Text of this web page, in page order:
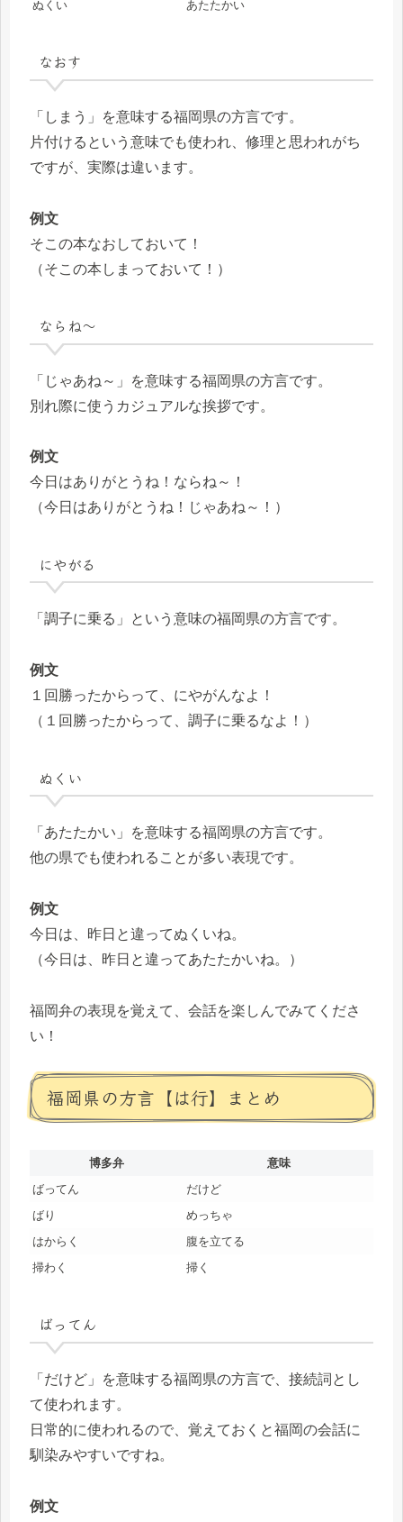
ぬくい あたたかい
なおす
「しまう」を意味する福岡県の方言です。
片付けるという意味でも使われ、修理と思われがち
ですが、実際は違います。
例文
そこの本なおしておいて！
（そこの本しまっておいて！）
ならね～
「じゃあね～」を意味する福岡県の方言です。
別れ際に使うカジュアルな挨拶です。
例文
今日はありがとうね！ならね～！
（今日はありがとうね！じゃあね～！）
にやがる
「調子に乗る」という意味の福岡県の方言です。
例文
１回勝ったからって、にやがんなよ！
（１回勝ったからって、調子に乗るなよ！）
ぬくい
「あたたかい」を意味する福岡県の方言です。
他の県でも使われることが多い表現です。
例文
今日は、昨日と違ってぬくいね。
（今日は、昨日と違ってあたたかいね。）
福岡弁の表現を覚えて、会話を楽しんでみてくださ
い！
福岡県の方言【は行】まとめ
博多弁
意味
ばってん
だけど
ばり
めっちゃ
はからく
腹を立てる
掃わく
掃く
ばってん
「だけど」を意味する福岡県の方言で、接続詞とし
て使われます。
日常的に使われるので、覚えておくと福岡の会話に
馴染みやすいですね。
例文